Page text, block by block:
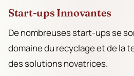
Start-ups Innovantes
De nombreuses start-ups se
domaine du recyclage et de la
des solutions novatrices.